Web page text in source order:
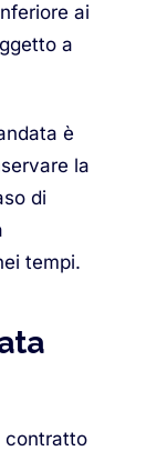
ai
a
è
la
di
tempi.
contratto